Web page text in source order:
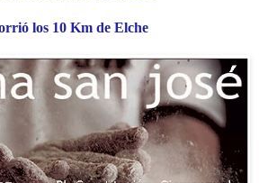
los 10 Km de Elche